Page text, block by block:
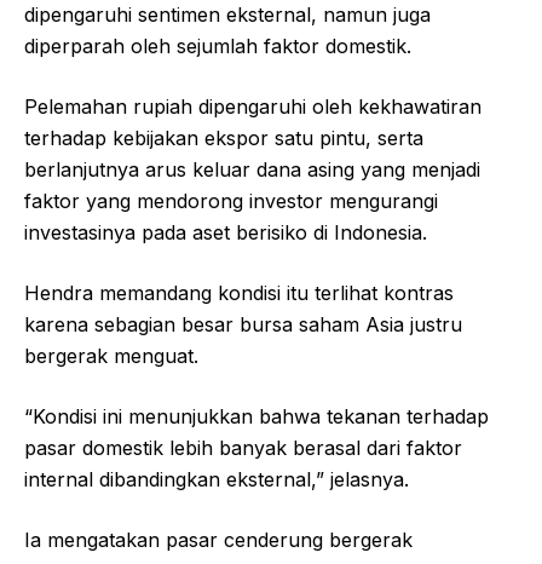
dipengaruhi sentimen eksternal, namun juga
diperparah oleh sejumlah faktor domestik.
Pelemahan rupiah dipengaruhi oleh kekhawatiran
terhadap kebijakan ekspor satu pintu, serta
berlanjutnya arus keluar dana asing yang menjadi
faktor yang mendorong investor mengurangi
investasinya pada aset berisiko di Indonesia.
Hendra memandang kondisi itu terlihat kontras
karena sebagian besar bursa saham Asia justru
bergerak menguat.
“Kondisi ini menunjukkan bahwa tekanan terhadap
pasar domestik lebih banyak berasal dari faktor
internal dibandingkan eksternal,” jelasnya.
Ia mengatakan pasar cenderung bergerak